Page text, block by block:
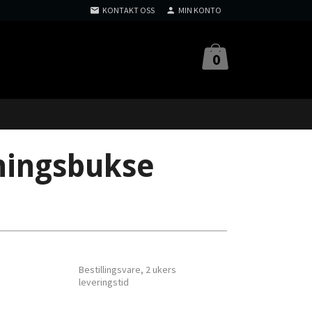
KONTAKT OSS MIN KONTO
0
Bestillingsvare, 2 ukers
leveringstid